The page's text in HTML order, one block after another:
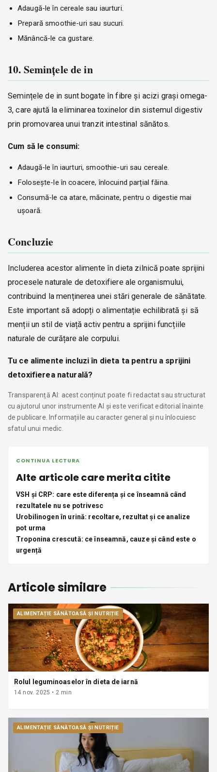
Adaugă-le în cereale sau iaurturi.
Prepară smoothie-uri sau sucuri.
Mănâncă-le ca gustare.
10. Semințele de in
Semințele de in sunt bogate în fibre și acizi grași omega-
3, care ajută la eliminarea toxinelor din sistemul digestiv
prin promovarea unui tranzit intestinal sănătos.
Cum să le consumi:
Adaugă-le în iaurturi, smoothie-uri sau cereale.
Folosește-le în coacere, înlocuind parțial făina.
Consumă-le ca atare, măcinate, pentru o digestie mai
ușoară.
Concluzie
Includerea acestor alimente în dieta zilnică poate sprijini
procesele naturale de detoxifiere ale organismului,
contribuind la menținerea unei stări generale de sănătate.
Este important să adopți o alimentație echilibrată și să
menții un stil de viață activ pentru a sprijini funcțiile
naturale de curățare ale corpului.
Tu ce alimente incluzi în dieta ta pentru a sprijini
detoxifierea naturală?
Transparență AI: acest conținut poate fi redactat sau structurat
cu ajutorul unor instrumente AI și este verificat editorial înainte
de publicare. Informațiile au caracter general și nu înlocuiesc
sfatul unui medic.
CONTINUA LECTURA
Alte articole care merita citite
VSH și CRP: care este diferența și ce înseamnă când
rezultatele nu se potrivesc
Urobilinogen în urină: recoltare, rezultat și ce analize
pot urma
Troponina crescută: ce înseamnă, cauze și când este o
urgență
Articole similare
ALIMENTAȚIE SĂNĂTOASĂ ȘI NUTRIȚIE
Rolul leguminoaselor în dieta de iarnă
14 nov. 2025 • 2 min
ALIMENTAȚIE SĂNĂTOASĂ ȘI NUTRIȚIE